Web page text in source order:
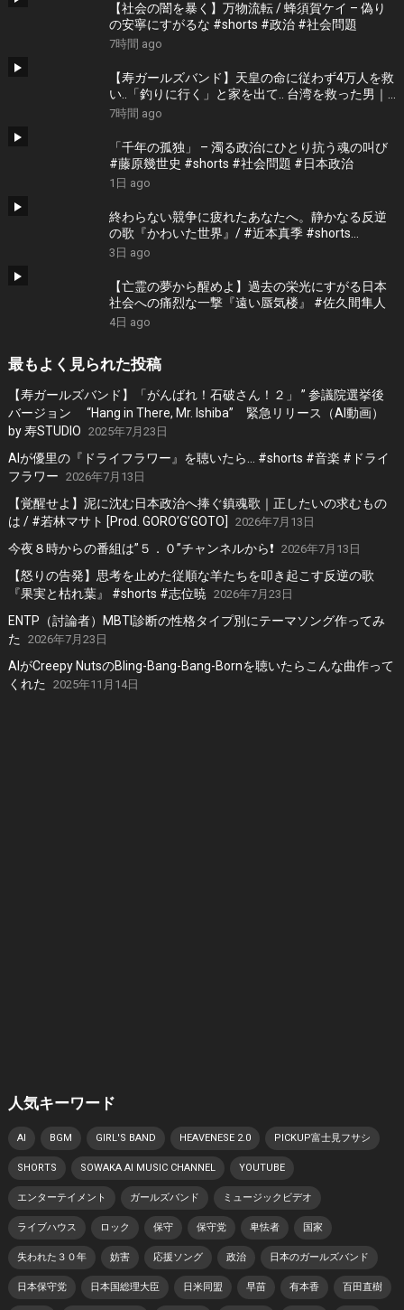
【社会の闇を暴く】万物流転 / 蜂須賀ケイ – 偽り
の安寧にすがるな #shorts #政治 #社会問題
7時間 ago
【寿ガールズバンド】天皇の命に従わず4万人を救
い..「釣りに行く」と家を出て.. 台湾を救った男｜
根本博『名もなき勝利』 by 寿STUDIO
7時間 ago
「千年の孤独」 – 濁る政治にひとり抗う魂の叫び
#藤原幾世史 #shorts #社会問題 #日本政治
1日 ago
終わらない競争に疲れたあなたへ。静かなる反逆
の歌『かわいた世界』/ #近本真季 #shorts
#music
3日 ago
【亡霊の夢から醒めよ】過去の栄光にすがる日本
社会への痛烈な一撃『遠い蜃気楼』 #佐久間隼人
4日 ago
最もよく見られた投稿
【寿ガールズバンド】「がんばれ！石破さん！２」 ” 参議院選挙後
バージョン “Hang in There, Mr. Ishiba” 緊急リリース（AI動画）
by 寿STUDIO 2025年7月23日
AIが優里の『ドライフラワー』を聴いたら… #shorts #音楽 #ドライ
フラワー 2026年7月13日
【覚醒せよ】泥に沈む日本政治へ捧ぐ鎮魂歌｜正したいの求むもの
は / #若林マサト [Prod. GORO’G’GOTO]
2026年7月13日
今夜８時からの番組は”５．０”チャンネルから❗️ 2026年7月13日
【怒りの告発】思考を止めた従順な羊たちを叩き起こす反逆の歌
『果実と枯れ葉』 #shorts #志位暁 2026年7月23日
ENTP（討論者）MBTI診断の性格タイプ別にテーマソング作ってみ
た
2026年7月23日
AIがCreepy NutsのBling-Bang-Bang-Bornを聴いたらこんな曲作って
くれた
2025年11月14日
人気キーワード
AI BGM GIRL'S BAND HEAVENESE 2.0 PICKUP富士見フサシ
SHORTS SOWAKA AI MUSIC CHANNEL YOUTUBE
エンターテイメント ガールズバンド ミュージックビデオ
ライブハウス ロック 保守 保守党 卑怯者 国家
失われた３０年 妨害 応援ソング 政治 日本のガールズバンド
日本保守党 日本国総理大臣 日米同盟 早苗 有本香 百田直樹